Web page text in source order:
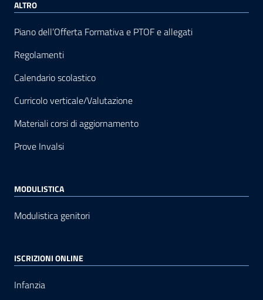
ALTRO
Piano dell’Offerta Formativa e PTOF e allegati
Regolamenti
Calendario scolastico
Curricolo verticale/Valutazione
Materiali corsi di aggiornamento
Prove Invalsi
MODULISTICA
Modulistica genitori
ISCRIZIONI ONLINE
Infanzia